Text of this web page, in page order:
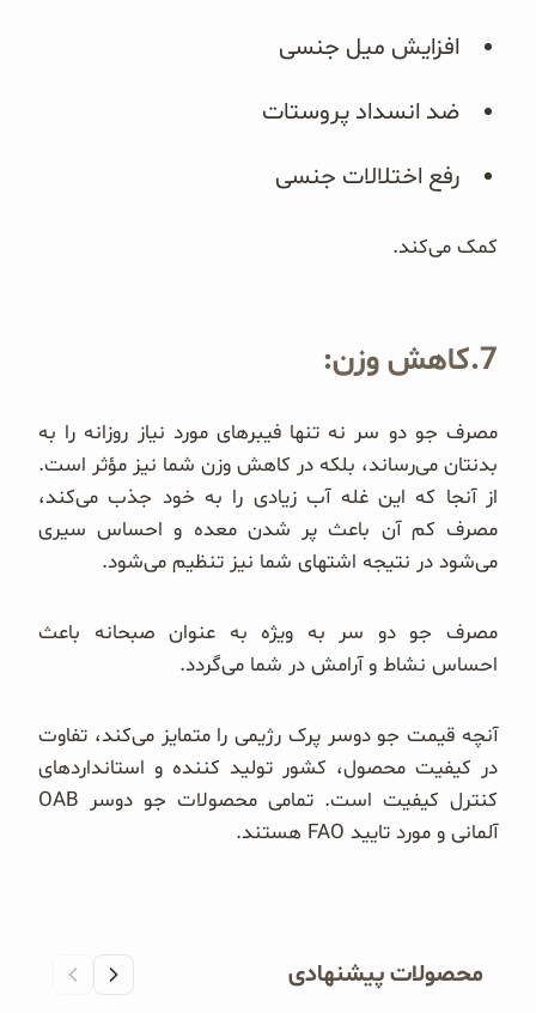
افزایش میل جنسی
ضد انسداد پروستات
رفع اختلالات جنسی
کمک می‌کند.
7.کاهش وزن:
مصرف جو دو سر نه تنها فیبرهای مورد نیاز روزانه را به
بدنتان می‌رساند، بلکه در کاهش وزن شما نیز مؤثر است.
از آنجا که این غله آب زیادی را به خود جذب می‌کند،
مصرف کم آن باعث پر شدن معده و احساس سیری
می‌شود در نتیجه اشتهای شما نیز تنظیم می‌شود.
مصرف جو دو سر به ویژه به عنوان صبحانه باعث
احساس نشاط و آرامش در شما می‌گردد.
آنچه قیمت جو دوسر پرک رژیمی را متمایز می‌کند، تفاوت
در کیفیت محصول، کشور تولید کننده و استانداردهای
کنترل کیفیت است. تمامی محصولات جو دوسر OAB
آلمانی و مورد تایید FAO هستند.
محصولات پیشنهادی